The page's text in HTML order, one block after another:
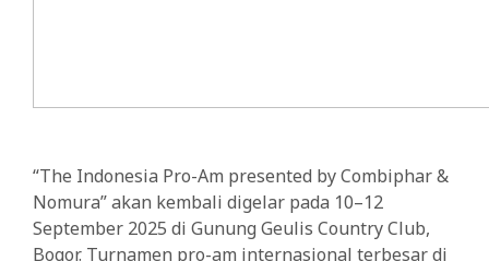
“The Indonesia Pro-Am presented by Combiphar &
Nomura” akan kembali digelar pada 10–12
September 2025 di Gunung Geulis Country Club,
Bogor. Turnamen pro-am internasional terbesar di